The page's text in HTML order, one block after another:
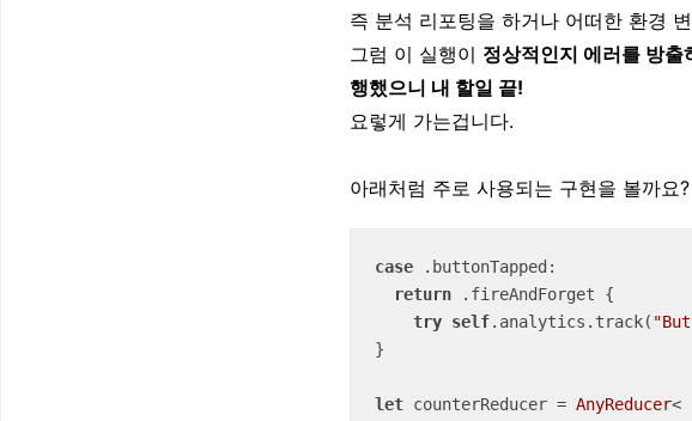
즉 분석 리포팅을 하거나 어떠한 환경
그럼 이 실행이 정상적인지 에러를 방출
행했으니 내 할일 끝!
요렇게 가는겁니다.
아래처럼 주로 사용되는 구현을 볼까요?
case .buttonTapped:
return .fireAndForget {
try self.analytics.track(
}
let counterReducer = AnyReducer<